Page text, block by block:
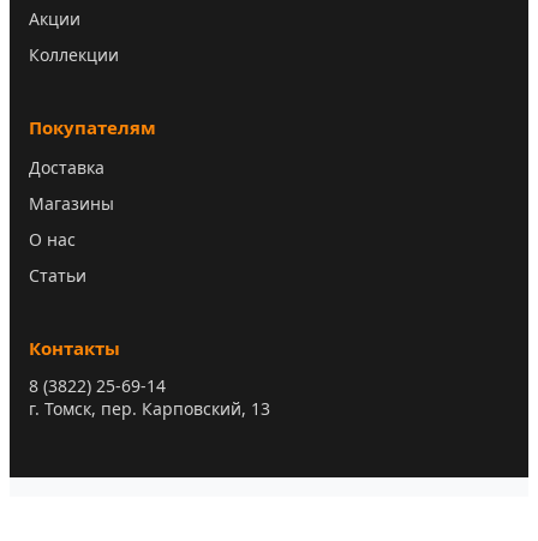
Акции
Коллекции
Покупателям
Доставка
Магазины
О нас
Статьи
Контакты
8 (3822) 25-69-14
г. Томск, пер. Карповский, 13